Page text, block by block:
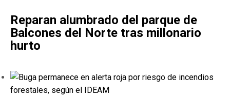
Reparan alumbrado del parque de
Balcones del Norte tras millonario
hurto